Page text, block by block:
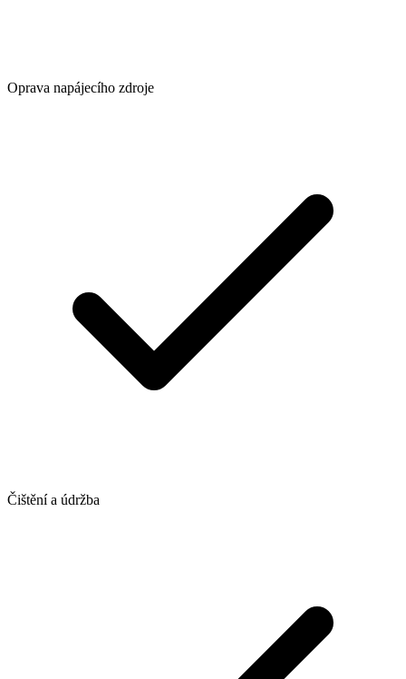
Oprava napájecího zdroje
Čištění a údržba